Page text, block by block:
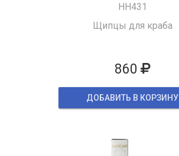
HH431
Щипцы для краба
860
ДОБАВИТЬ В КОРЗИНУ